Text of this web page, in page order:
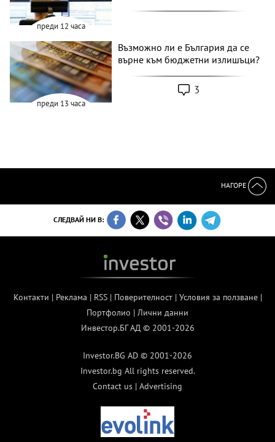
преди 12 часа
преди 13 часа
Възможно ли е България да се
върне към бюджетни излишъци?
3
НАГОРЕ
СЛЕДВАЙ НИ В:
Контакти | Реклама | RSS| Поверителност| Условия за ползване|
Портфолио | Лични данни
Инвестор.БГ АД © 2001-2026
Investor.BG AD © 2001-2026
Investor.bg All rights reserved.
Contact us | Advertising